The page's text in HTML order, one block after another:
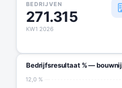
BEDRIJVEN
271.315
KW1 2026
Bedrijfsresultaat % —